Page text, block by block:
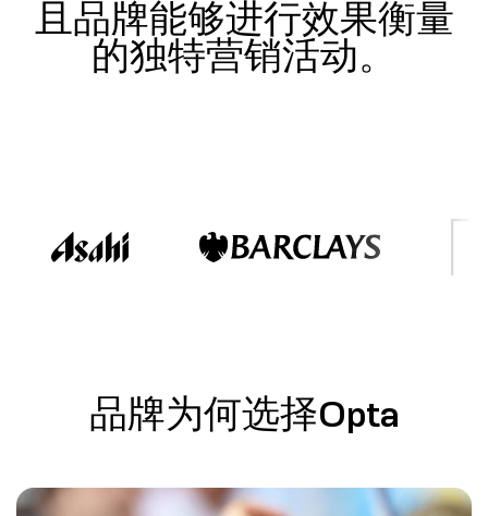
且品牌能够进行效果衡量
的独特营销活动。
品牌为何选择Opta